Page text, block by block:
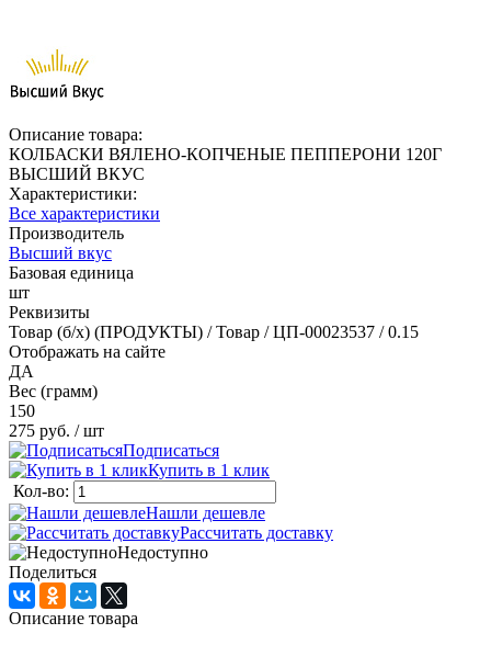
Описание товара:
КОЛБАСКИ ВЯЛЕНО-КОПЧЕНЫЕ ПЕППЕРОНИ 120Г
ВЫСШИЙ ВКУС
Характеристики:
Все характеристики
Производитель
Высший вкус
Базовая единица
шт
Реквизиты
Товар (б/х) (ПРОДУКТЫ) / Товар / ЦП-00023537 / 0.15
Отображать на сайте
ДА
Вес (грамм)
150
275 руб. / шт
Подписаться
Купить в 1 клик
Кол-во:
Нашли дешевле
Рассчитать доставку
Недоступно
Поделиться
Описание товара